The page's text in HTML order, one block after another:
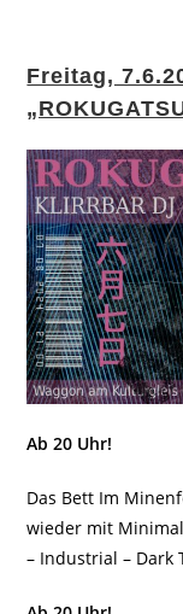
Freitag,
Ab 20 Uhr!
Das Bett Im
wieder mit Minimal
– Industrial – Dark